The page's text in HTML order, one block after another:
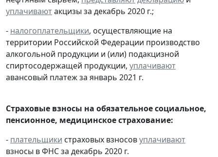
уплачиваютакцизы за декабрь 2020 г.;
- налогоплательщики, осуществляющие на
территории Российской Федерации производство
алкогольной продукции и (или) подакцизной
спиртосодержащей продукции, уплачивают
авансовый платеж за январь 2021 г.
Страховые взносы на обязательное социальное,
пенсионное, медицинское страхование:
- плательщики страховых взносовуплачивают
взносы в ФНС за декабрь 2020 г.